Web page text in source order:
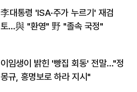
李대통령 'ISA·주가 누르기' 재검
토…與 "환영" 野 "졸속 국정"
이임생이 밝힌 '빵집 회동' 전말…"정
몽규, 홍명보로 하라 지시"